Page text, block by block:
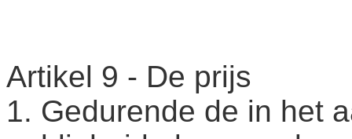
Artikel 9 - De prijs
1. Gedurende de in het